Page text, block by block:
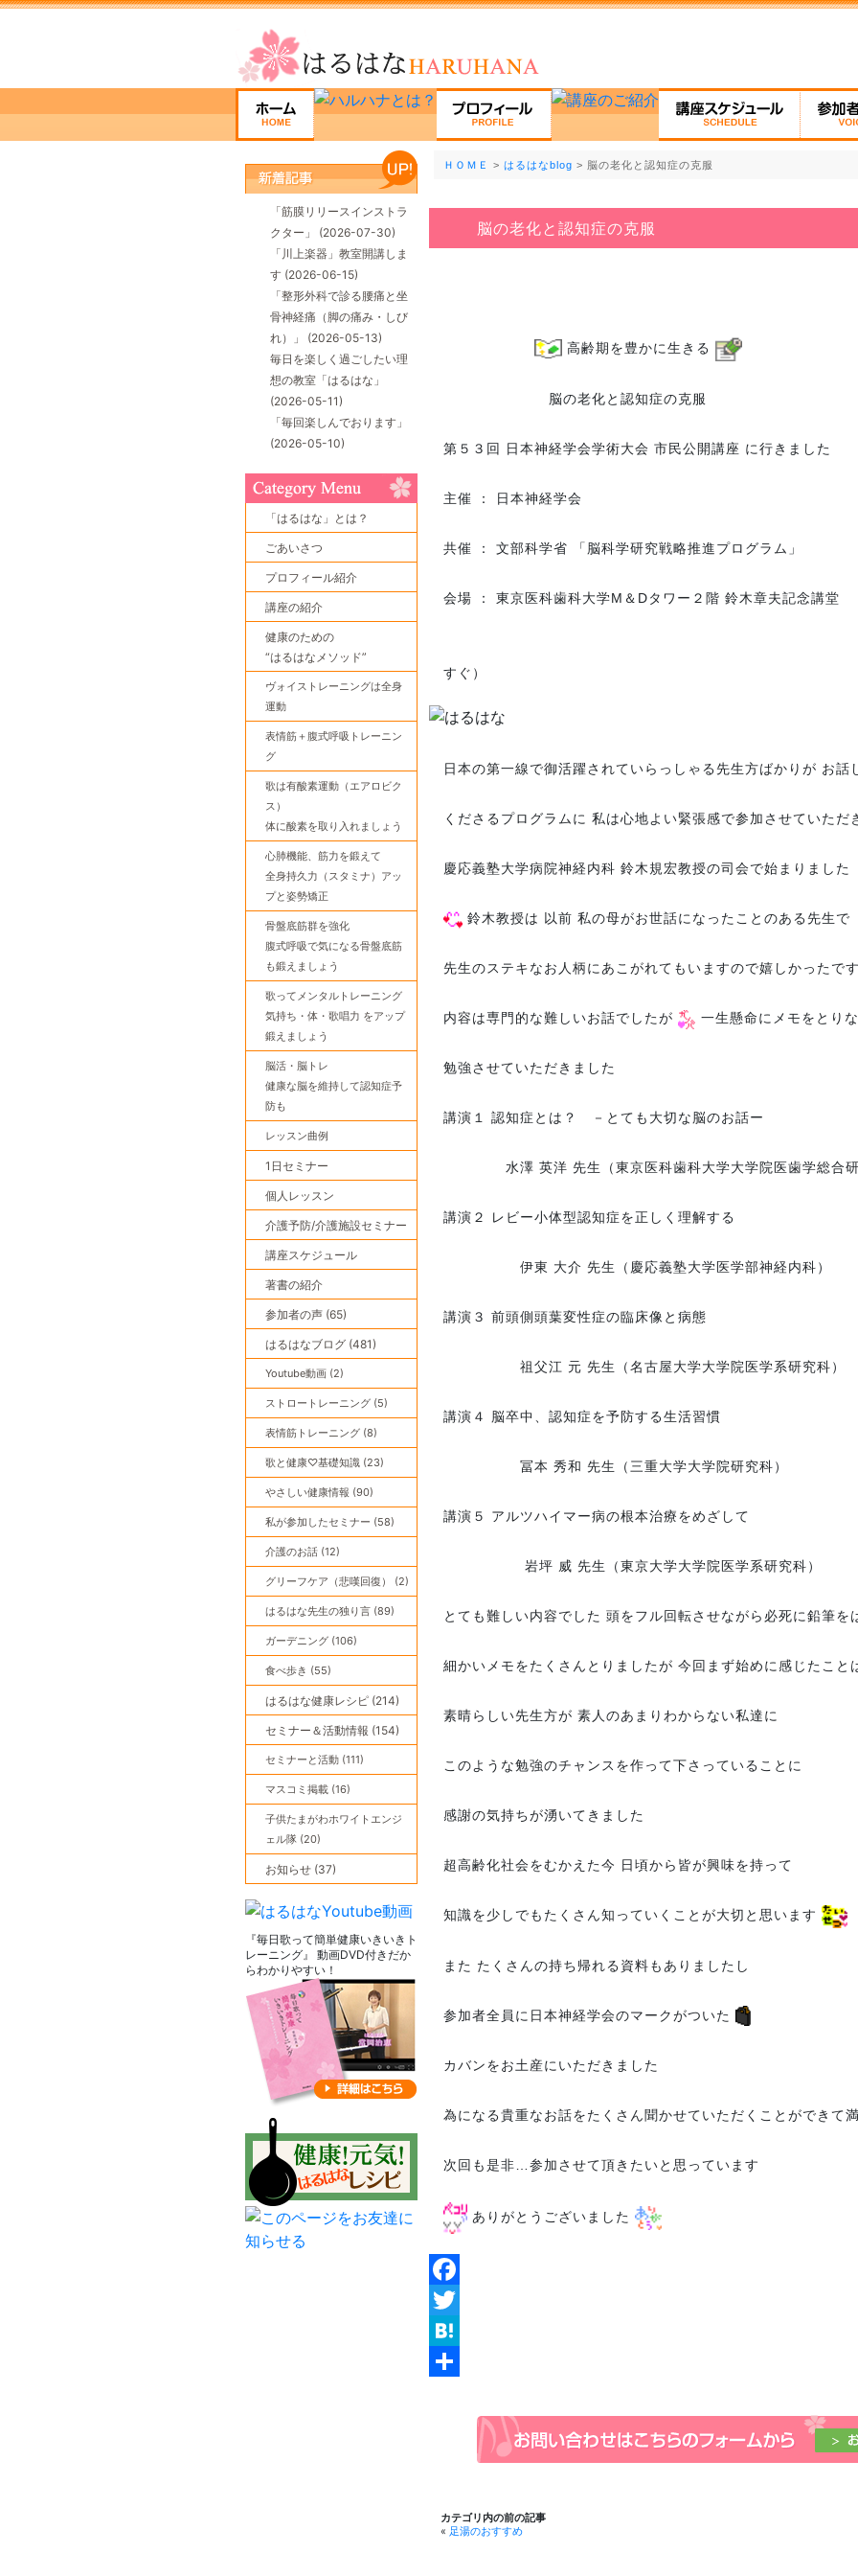
ＨＯＭＥ > はるはなblog > 脳の老化と認知症の克服
脳の老化と認知症の克服
高齢期を豊かに生きる
脳の老化と認知症の克服
第５３回 日本神経学会学術大会 市民公開講座 に行きました
主催 ： 日本神経学会
共催 ： 文部科学省 「脳科学研究戦略推進プログラム」
会場 ： 東京医科歯科大学M＆Dタワー２階 鈴木章夫記念講堂
すぐ）
日本の第一線で御活躍されていらっしゃる先生方ばかりが お話
くださるプログラムに 私は心地よい緊張感で参加させていただ
慶応義塾大学病院神経内科 鈴木規宏教授の司会で始まりまし
鈴木教授は 以前 私の母がお世話になったことのある先生で
先生のステキなお人柄にあこがれてもいますので嬉しかった
内容は専門的な難しいお話でしたが 一生懸命にメモをとり
勉強させていただきました
講演１ 認知症とは？ －とても大切な脳のお話ー
水澤 英洋 先生（東京医科歯科大学大学院医歯学総合研
講演２ レビー小体型認知症を正しく理解する
伊東 大介 先生（慶応義塾大学医学部神経内科）
講演３ 前頭側頭葉変性症の臨床像と病態
祖父江 元 先生（名古屋大学大学院医学系研究科）
講演４ 脳卒中、認知症を予防する生活習慣
冨本 秀和 先生（三重大学大学院研究科）
講演５ アルツハイマー病の根本治療をめざして
岩坪 威 先生（東京大学大学院医学系研究科）
とても難しい内容でした 頭をフル回転させながら必死に鉛筆を
細かいメモをたくさんとりましたが 今回まず始めに感じたこと
素晴らしい先生方が 素人のあまりわからない私達に
このような勉強のチャンスを作って下さっていることに
感謝の気持ちが湧いてきました
超高齢化社会をむかえた今 日頃から皆が興味を持って
知識を少しでもたくさん知っていくことが大切と思います
また たくさんの持ち帰れる資料もありましたし
参加者全員に日本神経学会のマークがついた
カバンをお土産にいただきました
為になる貴重なお話をたくさん聞かせていただくことができて
次回も是非…参加させて頂きたいと思っています
ありがとうございました
Facebook
Twitter
Hatena
カテゴリ内の前の記事
« 足湯のおすすめ
「筋膜リリースインストラ
クター」 (2026-07-30)
「川上楽器」教室開講しま
す (2026-06-15)
「整形外科で診る腰痛と坐
骨神経痛（脚の痛み・しび
れ）」 (2026-05-13)
毎日を楽しく過ごしたい理
想の教室「はるはな」
(2026-05-11)
「毎回楽しんでおります」
(2026-05-10)
「はるはな」とは？
ごあいさつ
プロフィール紹介
講座の紹介
健康のための
“はるはなメソッド”
ヴォイストレーニングは全身
運動
表情筋＋腹式呼吸トレーニン
グ
歌は有酸素運動（エアロビク
ス）
体に酸素を取り入れましょう
心肺機能、筋力を鍛えて
全身持久力（スタミナ）アッ
プと姿勢矯正
骨盤底筋群を強化
腹式呼吸で気になる骨盤底筋
も鍛えましょう
歌ってメンタルトレーニング
気持ち・体・歌唱力 をアップ
鍛えましょう
脳活・脳トレ
健康な脳を維持して認知症予
防も
レッスン曲例
1日セミナー
個人レッスン
介護予防/介護施設セミナー
講座スケジュール
著書の紹介
参加者の声 (65)
はるはなブログ (481)
Youtube動画 (2)
ストロートレーニング (5)
表情筋トレーニング (8)
歌と健康♡基礎知識 (23)
やさしい健康情報 (90)
私が参加したセミナー (58)
介護のお話 (12)
グリーフケア（悲嘆回復） (2)
はるはな先生の独り言 (89)
ガーデニング (106)
食べ歩き (55)
はるはな健康レシピ (214)
セミナー＆活動情報 (154)
セミナーと活動 (111)
マスコミ掲載 (16)
子供たまがわホワイトエンジ
ェル隊 (20)
お知らせ (37)
『毎日歌って簡単健康いきいきト
レーニング』 動画DVD付きだか
らわかりやすい！